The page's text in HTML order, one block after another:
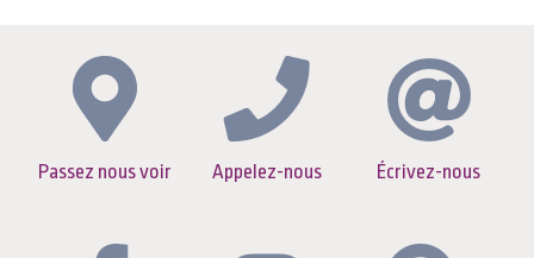
Passez nous voir Appelez-nous Écrivez-nous